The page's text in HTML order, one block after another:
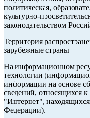
политическая,
культурно-
законодательством
Территория
зарубежные страны
На информационном
технологии
информации на основе
сведений, относящихся к
"Интернет",
Федерации).